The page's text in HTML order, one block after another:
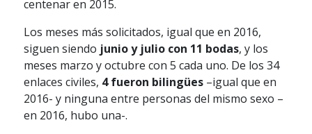
centenar en 2015.
Los meses más solicitados, igual que en 2016,
siguen siendo junio y julio con 11 bodas, y los
meses marzo y octubre con 5 cada uno. De los 34
enlaces civiles, 4 fueron bilingües–igual que en
2016- y ninguna entre personas del mismo sexo –
en 2016, hubo una-.